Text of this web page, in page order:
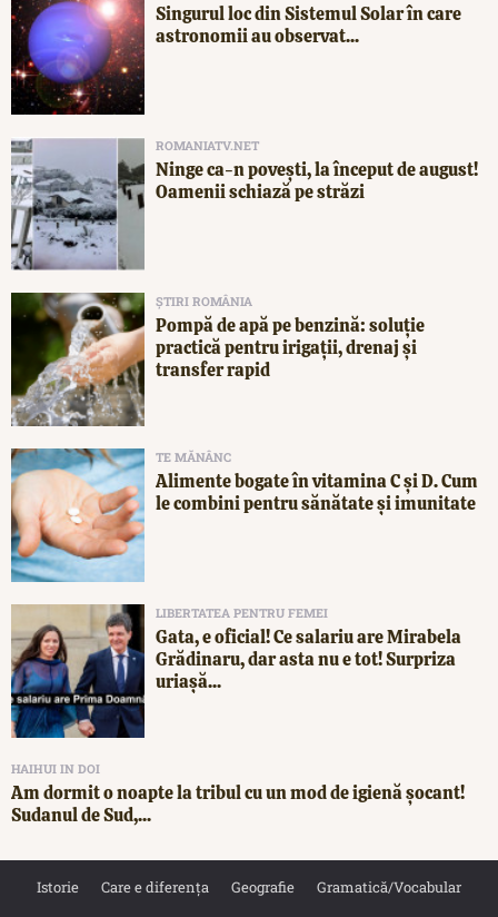
Singurul loc din Sistemul Solar în care
astronomii au observat...
ROMANIATV.NET
Ninge ca-n povești, la început de august!
Oamenii schiază pe străzi
ȘTIRI ROMÂNIA
Pompă de apă pe benzină: soluție
practică pentru irigații, drenaj și
transfer rapid
TE MĂNÂNC
Alimente bogate în vitamina C și D. Cum
le combini pentru sănătate și imunitate
LIBERTATEA PENTRU FEMEI
Gata, e oficial! Ce salariu are Mirabela
Grădinaru, dar asta nu e tot! Surpriza
uriașă...
HAIHUI IN DOI
Am dormit o noapte la tribul cu un mod de igienă șocant!
Sudanul de Sud,...
Istorie Care e diferența Geografie
Gramatică/Vocabular